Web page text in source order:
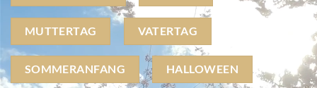
MUTTERTAG VATERTAG
SOMMERANFANG HALLOWEEN